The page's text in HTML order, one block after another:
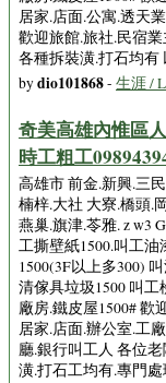
居家.店面.公寓.透天
歡迎旅館.旅社.民宿
各種拆裝潢.打石均有
bydio101868- 生涯 /
奇美高雄內惟區
時工粗工
高雄市 前金.新興.三
楠梓.大社 大寮.橋頭.
燕巢.旗津.苓雅. z w3
工撕壁紙1500.叫工油
1500(3F以上多300)
清傢具垃圾1500 叫工
廠房.鐵皮屋1500# 歡
居家.店面.辦公室.工
廳.銀行叫工人 各位
潢.打石工均有.專門